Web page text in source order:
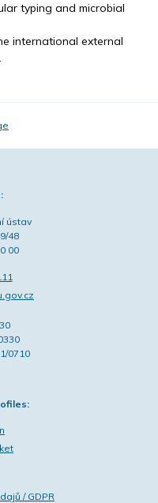
typing and microbial
international external
ústav
48
00
0710
/ GDPR